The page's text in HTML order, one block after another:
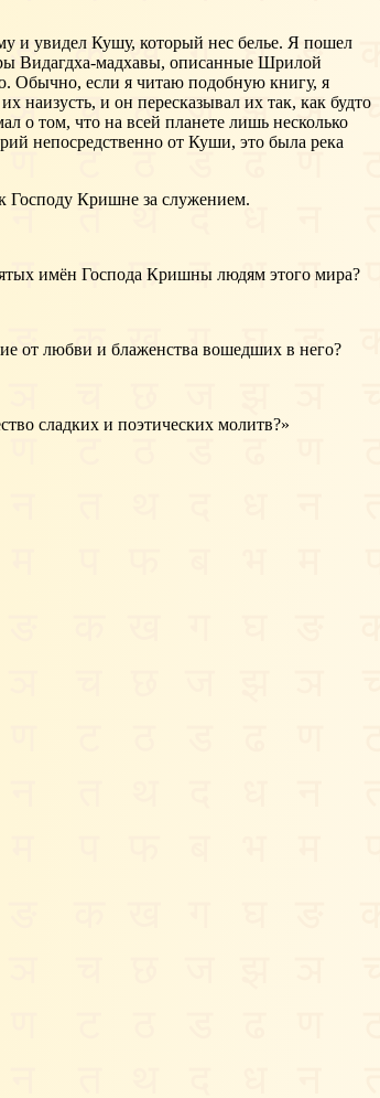
и увидел Кушу, который нес белье. Я пошел
Видагдха-мадхавы, описанные Шрилой
Обычно, если я читаю подобную книгу, я
и он пересказывал их так, как будто
о том, что на всей планете лишь несколько
непосредственно от Куши, это была река
Господу Кришне за служением.
имён Господа Кришны людям этого мира?
от любви и блаженства вошедших в него?
сладких и поэтических молитв?»